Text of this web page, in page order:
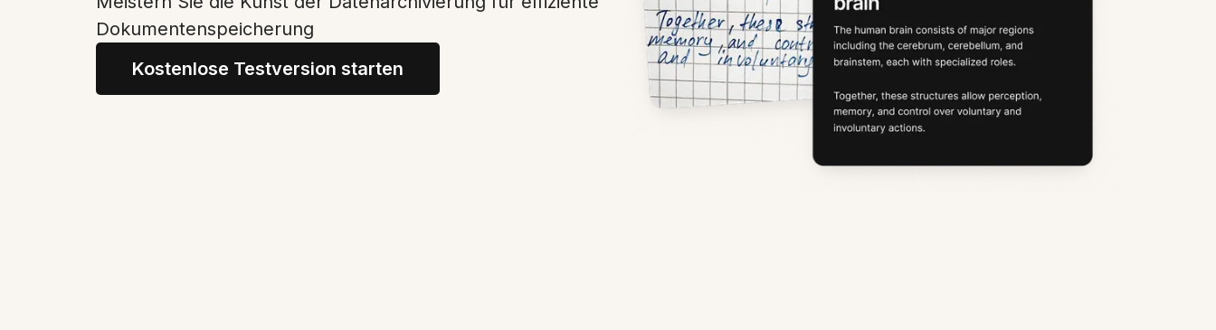
Dokumentenspeicherung
Kostenlose Testversion starten